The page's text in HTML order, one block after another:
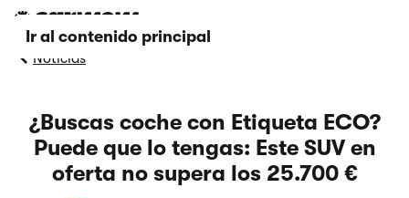
Ir al contenido principal
Noticias
¿Buscas coche con Etiqueta ECO?
Puede que lo tengas: Este SUV en
oferta no supera los 25.700 €